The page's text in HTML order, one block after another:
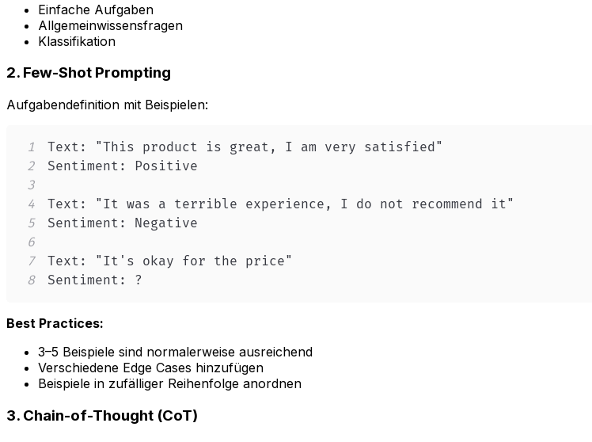
Einfache Aufgaben
Allgemeinwissensfragen
Klassifikation
2. Few-Shot Prompting
Aufgabendefinition mit Beispielen:
1
2
3
4
5
6
7
8
Sentiment: ?
Best Practices:
3–5 Beispiele sind normalerweise ausreichend
Verschiedene Edge Cases hinzufügen
Beispiele in zufälliger Reihenfolge anordnen
3. Chain-of-Thought (CoT)